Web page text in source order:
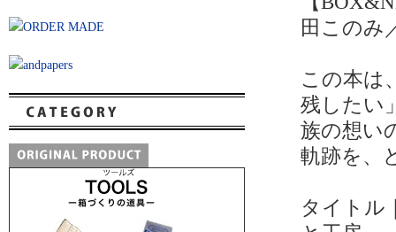
田このみ
この本は
残したい
族の想い
軌跡を、
タイトル